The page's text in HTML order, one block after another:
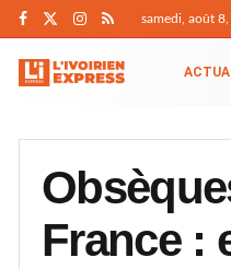
samedi, août
France :